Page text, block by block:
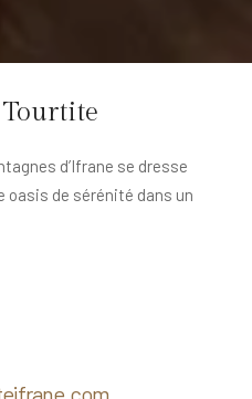
d’Ifrane se dresse
oasis de sérénité dans un